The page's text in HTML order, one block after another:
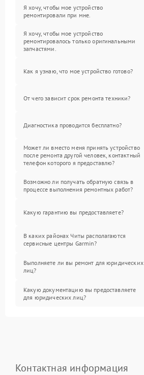
Я хочу, чтобы мое устройство
ремонтировали при мне.
Я хочу, чтобы мое устройство
ремонтировалось только оригинальными
запчастями.
Как я узнаю, что мое устройство готово?
От чего зависит срок ремонта техники?
Диагностика проводится бесплатно?
Может ли вместо меня принять устройство
после ремонта другой человек, контактный
телефон которого я предоставлю?
Возможно ли получать обратную связь в
процессе выполнения ремонтных работ?
Какую гарантию вы предоставляете?
В каких районах Читы располагаются
сервисные центры Garmin?
Выполняете ли вы ремонт для юридических
лиц?
Какую документацию вы предоставляете
для юридических лиц?
Контактная информация